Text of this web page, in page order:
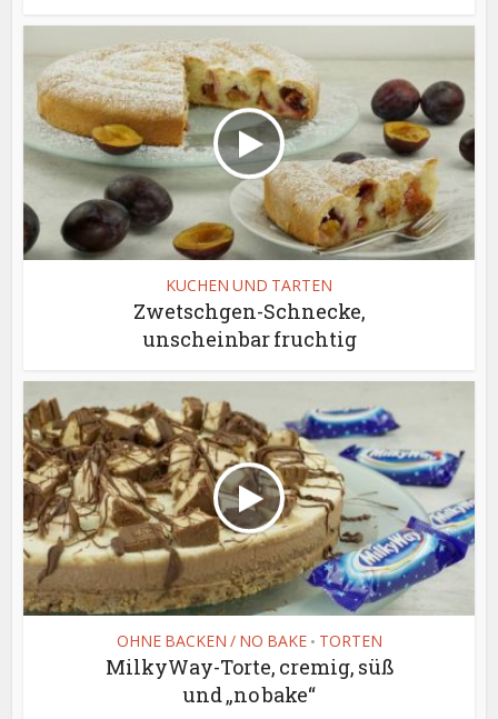
KUCHEN UND TARTEN
Zwetschgen-Schnecke,
unscheinbar fruchtig
OHNE BACKEN / NO BAKE • TORTEN
MilkyWay-Torte, cremig, süß
und „no bake“